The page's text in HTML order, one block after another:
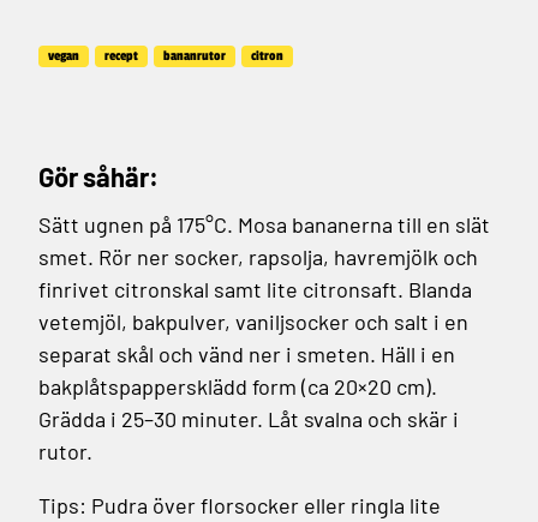
vegan recept bananrutor citron
Gör såhär:
Sätt ugnen på 175°C. Mosa bananerna till en slät
smet. Rör ner socker, rapsolja, havremjölk och
finrivet citronskal samt lite citronsaft. Blanda
vetemjöl, bakpulver, vaniljsocker och salt i en
separat skål och vänd ner i smeten. Häll i en
bakplåtspappersklädd form (ca 20×20 cm).
Grädda i 25–30 minuter. Låt svalna och skär i
rutor.
Tips: Pudra över florsocker eller ringla lite